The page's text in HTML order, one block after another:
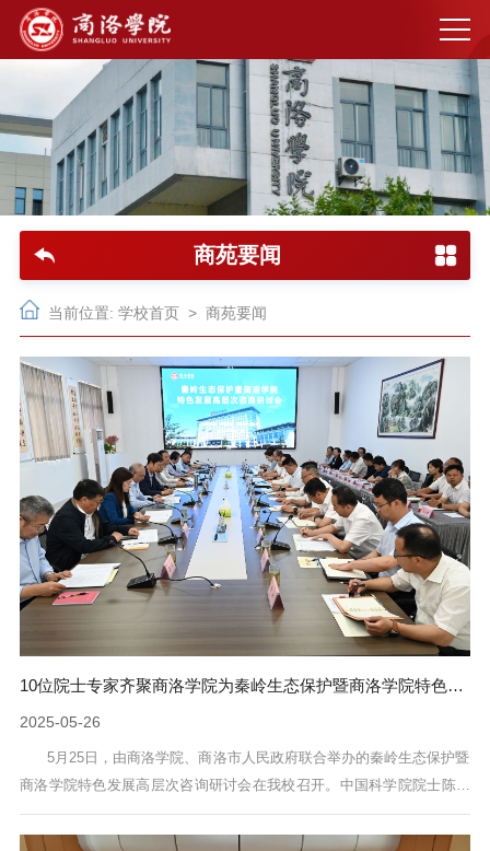
商苑要闻
当前位置: 学校首页 > 商苑要闻
10位院士专家齐聚商洛学院为秦岭生态保护暨商洛学院特色发展建言献策
2025-05-26
​5月25日，由商洛学院、商洛市人民政府联合举办的秦岭生态保护暨
商洛学院特色发展高层次咨询研讨会在我校召开。中国科学院院士陈发
虎、彭建兵，美国国家科学院外籍院士欧阳志云，发展中国家科学院院
士刘彦随，中共中央党校李宏伟教授、清华大学赵田教授、浙江理工大